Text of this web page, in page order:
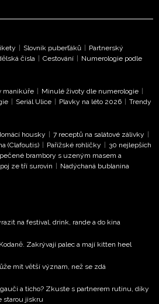
| Slovník puberťáků | Partnerský
čísla | Cestování | Numerologie podle
manikúře | Minulé životy dle numerologie |
| Seriál Ulice | Plavky na léto 2026 | Trendy
housky | 7 receptů na salátové zálivky |
(Clafoutis) | Pařížské rohlíčky | 30 nejlepších
brambory s uzeným masem a
ze tří surovin | Nadýchaná bublanina
na festival, drink, rande a do kina
Zakrývají palec a mají kitten heel
mít větší význam, než se zdá
a ticho? Zkuste s partnerem rutinu, díky
starou jiskru